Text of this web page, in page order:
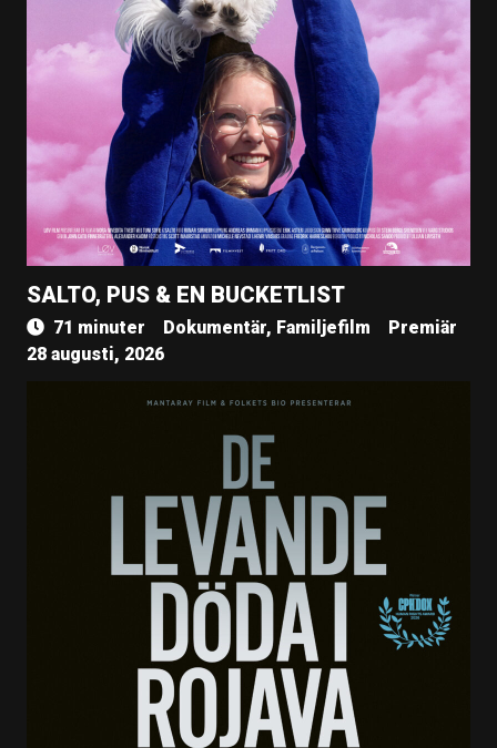
SALTO, PUS & EN BUCKETLIST
71 minuter Dokumentär, Familjefilm
Premiär
28 augusti, 2026